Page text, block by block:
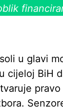
u glavi
cijeloj BiH